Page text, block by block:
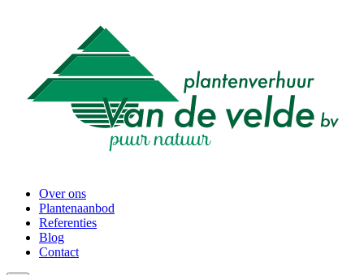
Over ons
Plantenaanbod
Referenties
Blog
Contact